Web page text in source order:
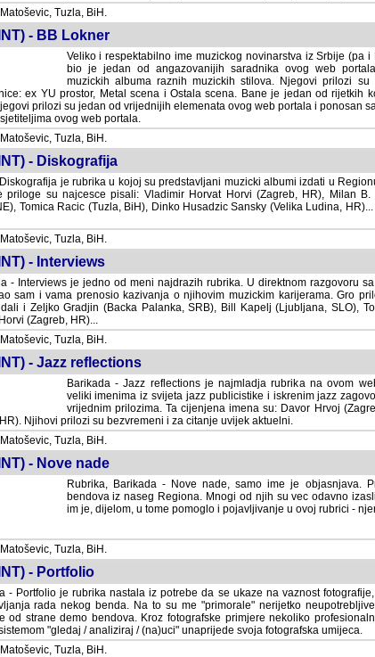
Tuzla, BiH.
- BB Lokner
Veliko i respektabilno ime muzickog novinarstva iz Srbije (pa
bio je jedan od angazovanijih saradnika ovog web portala.
albuma raznih muzickih stilova. Njegovi prilozi su
prostor, Metal scena i Ostala scena. Bane je jedan od rijetkih koji je na
jedan od vrijednijih elemenata ovog web portala i ponosan sam da je
web portala.
Tuzla, BiH.
- Diskografija
je rubrika u kojoj su predstavljani muzicki albumi izdati u
priloge su najcesce pisali: Vladimir Horvat Horvi (Zagreb, HR), Milan B.
Racic (Tuzla, BiH), Dinko Husadzic Sansky (Velika Ludina, HR)...
Tuzla, BiH.
- Interviews
- Interviews je jedno od meni najdrazih rubrika. U direktnom razgovoru
sam i vama prenosio kazivanja o njihovim muzickim karijerama. Gro
i Zeljko Gradjin (Backa Palanka, SRB), Bill Kapelj (Ljubljana, SLO),
(Zagreb, HR)...
Tuzla, BiH.
- Jazz reflections
Barikada - Jazz reflections je najmladja rubrika na ovom web
imenima iz svijeta jazz publicistike i iskrenim jazz
vrijednim prilozima. Ta cijenjena imena su: Davor Hrvoj
Njihovi prilozi su bezvremeni i za citanje uvijek aktuelni.
Tuzla, BiH.
- Nove nade
Rubrika, Barikada - Nove nade, samo ime je objasnjava.
bendova iz naseg Regiona. Mnogi od njih su vec odavno izasli
je, dijelom, u tome pomoglo i pojavljivanje u ovoj rubrici - njen
Tuzla, BiH.
- Portfolio
- Portfolio je rubrika nastala iz potrebe da se ukaze na vaznost
rada nekog benda. Na to su me "primorale" nerijetko
od strane demo bendova. Kroz fotografske primjere nekoliko
"gledaj / analiziraj / (na)uci" unaprijede svoja fotografska umijeca.
Tuzla, BiH.